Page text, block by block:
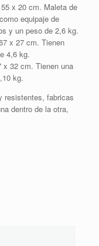
x 20 cm. Maleta de
equipaje de
y un peso de 2,6 kg.
x 27 cm. Tienen
4,6 kg.
x 32 cm. Tienen una
kg.
resistentes, fabricas
dentro de la otra,